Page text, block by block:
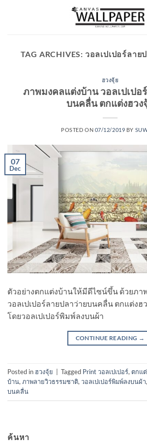
TAG ARCHIVES: วอลเปเปอร์ลา
ฮวงจุ้ย
ภาพมงคลแต่งบ้าน วอลเปเปอ
บนคลื่น ตกแต่งฮวง
POSTED ON 07/12/2019 BY
07
Dec
ตัวอย่างตกแต่งบ้านให้มีดีไซน์ขึ้น ด้วยภา
วอลเปเปอร์ลายปลาว่ายบนคลื่น ตกแต่งฮ
โดยวอลเปเปอร์พิมพ์ลงบนผ้า
CONTINUE READING →
Posted in ฮวงจุ้ย Tagged Print วอลเปเปอร์, ตกแ
บ้าน,ภาพลายวิวธรรมชาติ,วอลเปเปอร์พิมพ์ลงบนผ้า,
บนคลื่น
ค้นหา